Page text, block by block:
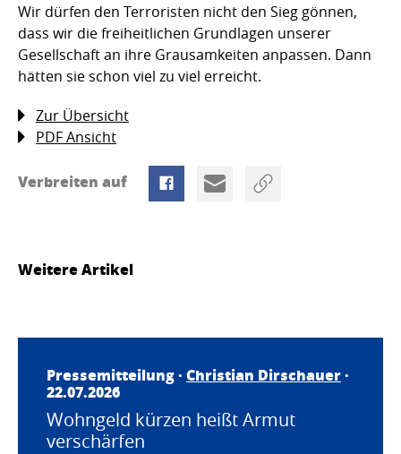
Wir dürfen den Terroristen nicht den Sieg gönnen,
dass wir die freiheitlichen Grundlagen unserer
Gesellschaft an ihre Grausamkeiten anpassen. Dann
hätten sie schon viel zu viel erreicht.
Zur Übersicht
PDF Ansicht
Verbreiten auf
Weitere Artikel
Pressemitteilung · Christian Dirschauer·
22.07.2026
Wohngeld kürzen heißt Armut
verschärfen